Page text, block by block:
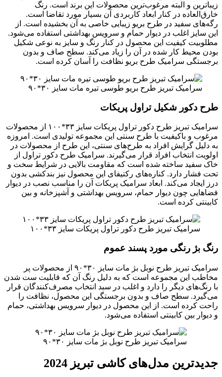
زیباترین و البته مرغوب‌ترین محصولات این برند است. رنگ
خارق‌العاده در کنار ابعاد کاربردی آن بسیار مورد تقاضا است.
رگه‌های سفید در طرح بریو زیبایی خاصی به آن بخشیده است. از
این سایز اغلب در دیوار حمام و سرویس بهداشتی استفاده می‌شود.
مطلوبیت کیفیت این محصول در کنار رنگ و سایز به نوعی شکیل
بودن محیط کار شده در آن را زیاد می‌کند. سطح صاف و بدون
برجستگی سرامیک طرح بریو نظافت را آسان کرده است.
سرامیک تبریز طرح بریو طوسی تیره مات سایز ۳۰*۹۰
طرح دکور شکیل تراول پریکات
سرامیک تبریز طرح دکور تراول پریکات سایز ۳۳*۱۰۰ از محصولات
مرغوب و باکیفیت با طرح سنتی این مجموعه تولیدی است. امروزه
به دلیل گرایش افراد به طرح‌های سنتی، این طرح از محصولات در
اولویت انتخاب افراد قرار می‌گیرند. سرامیک طرح دکور تراول از
خاک سفید ساخته شده است که مقاومت بالایی در شرایط سخت و
تحت فشار دارد. کناره‌های رکتیفای این محصول نیز بندکشی بدون
درز ایجاد می‌کند. ابعاد سرامیک پریکات آن را مناسب نصب در دیوار
فضاهایی چون دیوار حمام، سرویس بهداشتی و آشپزخانه و بین
کابینتی کرده است.
سرامیک تبریز طرح دکور تراول پریکات سایز ۳۳*۱۰۰
رنگ بژ رنگی مورد پسند عموم
سرامیک تبریز طرح نوبل بژ مات سایز ۳۰*۹۰ از محصولات پر
مخاطب این مجموعه است که به دلیل رنگ آن که قابلیت ست شدن
با رنگ‌های دیگر را دارد و اغلب در سبد انتخاب مصرف‌کنندگان قرار
می‌گیرد. سطح صاف و بدون برجستگی این محصول، نظافت را
راحت کرده است. از این محصول در دیوار سرویس بهداشتی، حمام
و دیوار بین کابینتی استفاده می‌شود.
سرامیک تبریز طرح نوبل بژ مات سایز ۳۰*۹۰
جدیدترین مدل‌های کاشی تبریز 2024